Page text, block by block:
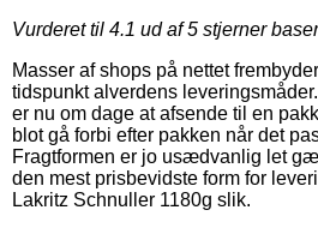
Vurderet til 4.1 ud af 5 stjerner
Masser af shops på nettet
tidspunkt alverdens
er nu om dage at afsende til en
blot gå forbi efter pakken når det
Fragtformen er jo usædvanlig let
den mest prisbevidste form for
Lakritz Schnuller 1180g slik.